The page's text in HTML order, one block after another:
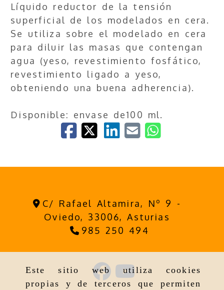
Este sitio web utiliza cookies
propias y de terceros que permiten
Líquido reductor de la tensión
superficial de los modelados en cera.
Se utiliza sobre el modelado en cera
para diluir las masas que contengan
agua (yeso, revestimiento fosfático,
revestimiento ligado a yeso,
obteniendo una buena adherencia).
Disponible: envase de100 ml.
C/ Rafael Altamira, Nº 9 -
Oviedo, 33006,Asturias
985 250 494